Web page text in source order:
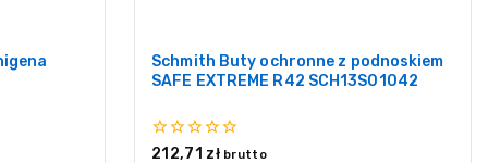
Schmith Buty ochronne z podnoskiem
SAFE EXTREME R42 SCH13S01042
0
212,71 zł brutto